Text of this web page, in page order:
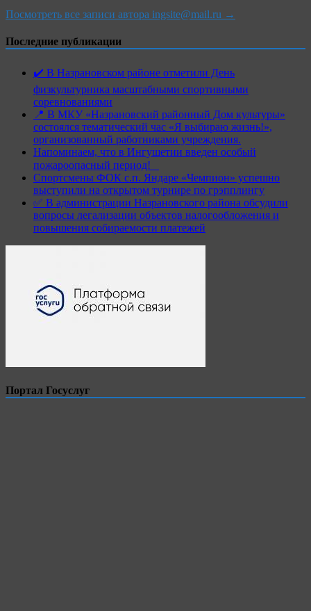
Посмотреть все записи автора ingsite@mail.ru →
Последние публикации
✔️ В Назрановском районе отметили День
физкультурника масштабными спортивными
соревнованиями
📍 В МКУ «Назрановский районный Дом культуры»
состоялся тематический час «Я выбираю жизнь!»,
организованный работниками учреждения.
Напоминаем, что в Ингушетии введен особый
пожароопасный период!⁣⁣⠀
Спортсмены ФОК с.п. Яндаре «Чемпион» успешно
выступили на открытом турнире по грэпплингу
✅ В администрации Назрановского района обсудили
вопросы легализации объектов налогообложения и
повышения собираемости платежей
Портал Госуслуг